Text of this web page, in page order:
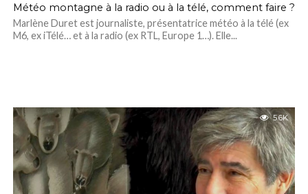
Météo montagne à la radio ou à la télé, comment faire ?
Marlène Duret est journaliste, présentatrice météo à la télé (ex
M6, ex iTélé… et à la radio (ex RTL, Europe 1…). Elle...
5.6K